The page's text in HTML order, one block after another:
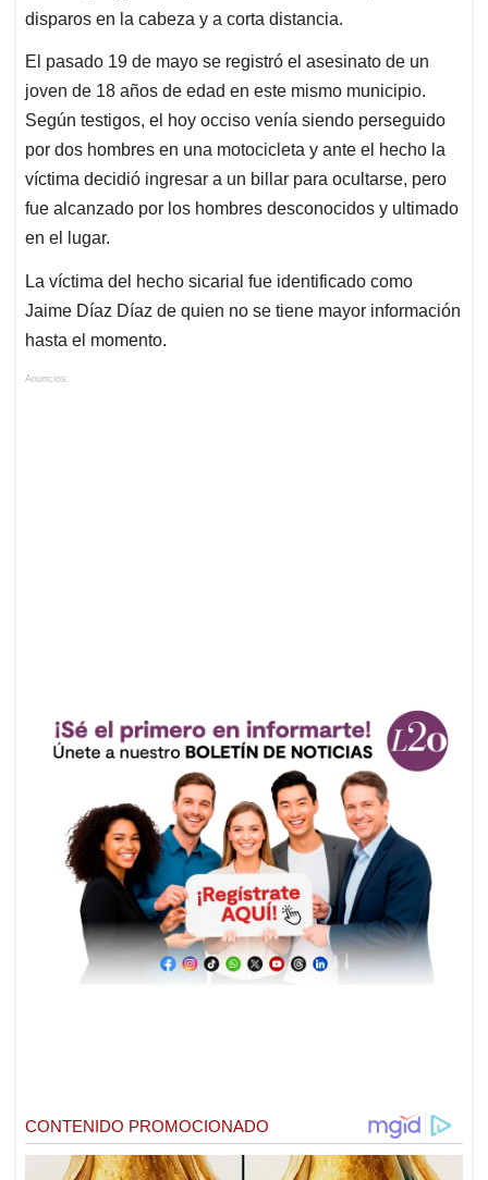
disparos en la cabeza y a corta distancia.
El pasado 19 de mayo se registró el asesinato de un
joven de 18 años de edad en este mismo municipio.
Según testigos, el hoy occiso venía siendo perseguido
por dos hombres en una motocicleta y ante el hecho la
víctima decidió ingresar a un billar para ocultarse, pero
fue alcanzado por los hombres desconocidos y ultimado
en el lugar.
La víctima del hecho sicarial fue identificado como
Jaime Díaz Díaz de quien no se tiene mayor información
hasta el momento.
Anuncios.